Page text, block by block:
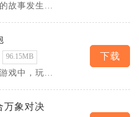
故事发生在
96.15MB
戏中，玩家
下载
万象对决